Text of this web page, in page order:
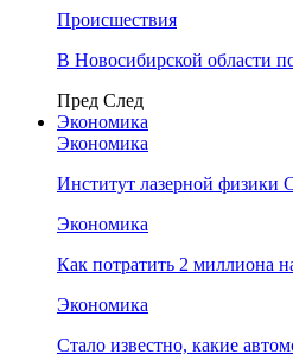
Происшествия
В Новосибирской области
Пред След
Экономика
Экономика
Институт лазерной
Экономика
Как потратить 2 миллиона
Экономика
Стало известно, какие